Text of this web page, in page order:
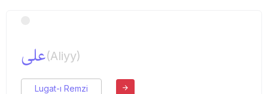
علی(Aliyy)
Lugat-ı Remzi